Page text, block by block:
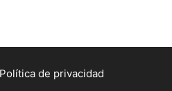
Política de privacidad